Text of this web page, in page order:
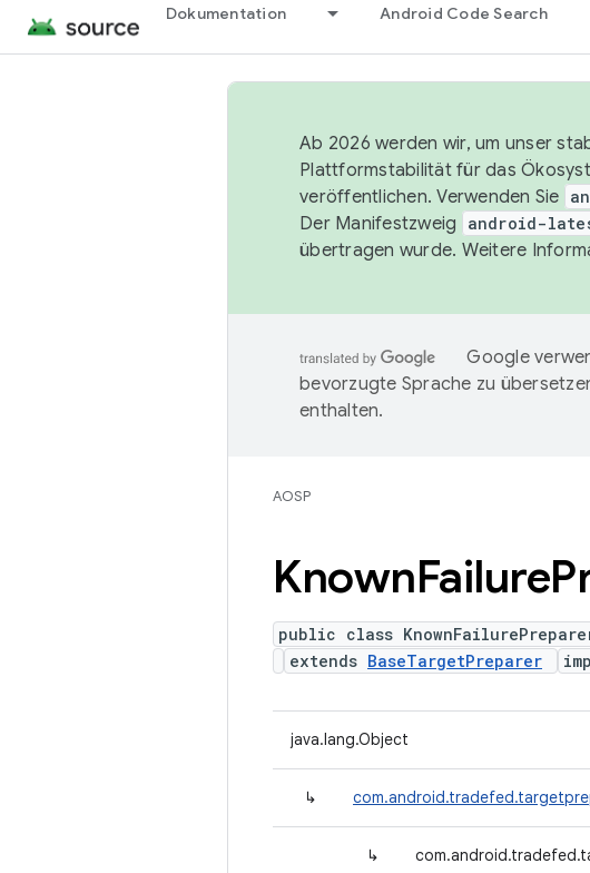
Dokumentation Android Code Search
Ab 2026 werden wir, um unser
Plattformstabilität für das
veröffentlichen. Verwenden Sie
Der Manifestzweig
android-
übertragen wurde. Weitere
Google
bevorzugte Sprache zu
enthalten.
AOSP
KnownFailure
public class
extends BaseTargetPreparer
java.lang.Object
↳
↳